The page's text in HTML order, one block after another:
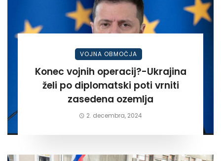
VOJNA OBMOČJA
Konec vojnih operacij?-Ukrajina
želi po diplomatski poti vrniti
zasedena ozemlja
2. decembra, 2024